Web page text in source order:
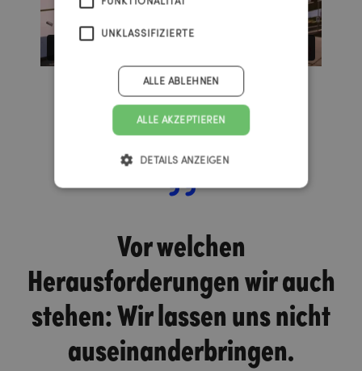
Vor welchen
Herausforderungen wir auch
stehen: Wir lassen uns nicht
auseinanderbringen.
UNKLASSIFIZIERTE
ALLE AKZEPTIEREN
ALLE ABLEHNEN
DETAILS ANZEIGEN